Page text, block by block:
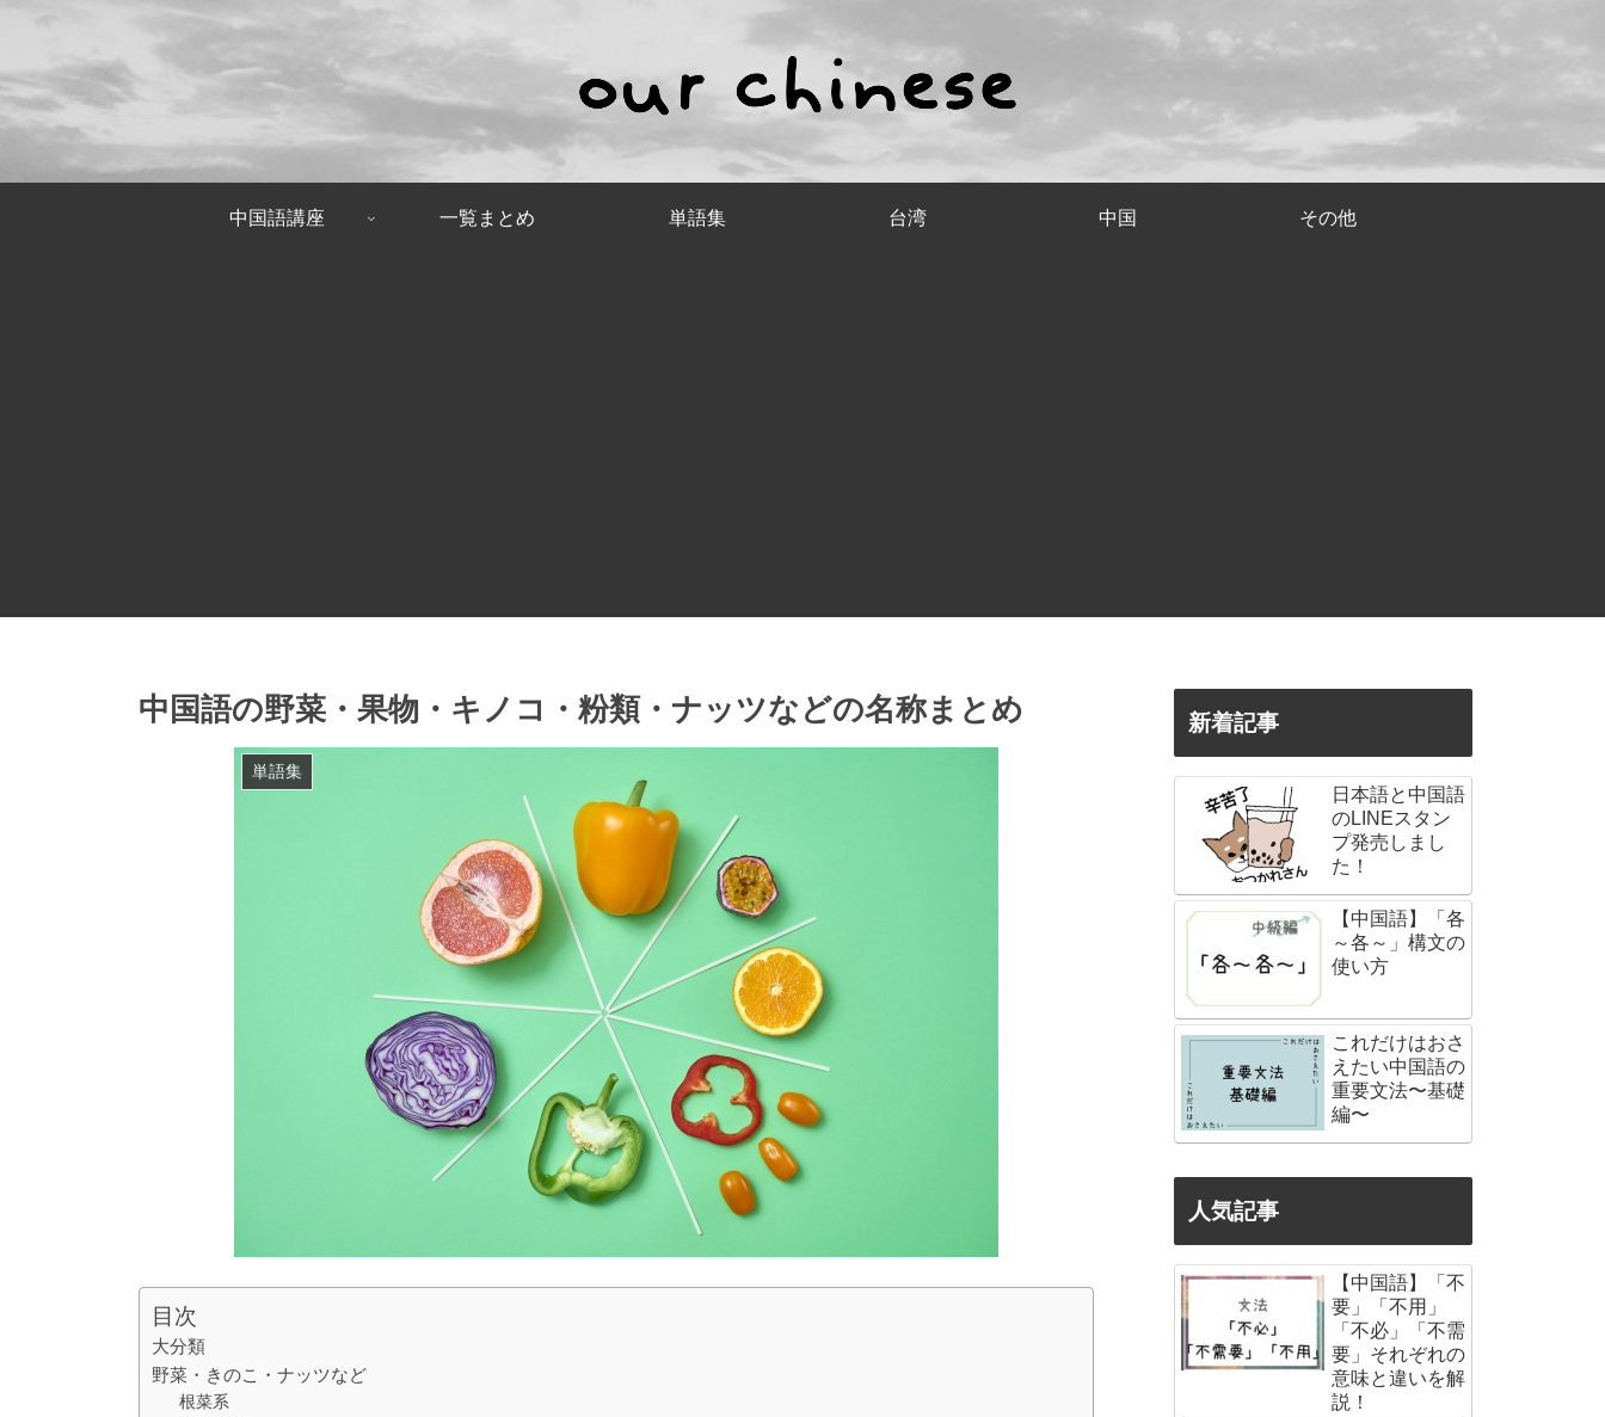
中国語講座 一覧まとめ 単語集 台湾 中国 その他
中国語の野菜・果物・キノコ・粉類・ナッツなどの名称まとめ
単語集
目次
大分類
野菜・きのこ・ナッツなど
根菜系
新着記事
日本語と中国語
のLINEスタン
プ発売しまし
た！
【中国語】「各
～各～」構文の
使い方
これだけはおさ
えたい中国語の
重要文法〜基礎
編〜
人気記事
【中国語】「不
要」「不用」
「不必」「不需
要」それぞれの
意味と違いを解
説！